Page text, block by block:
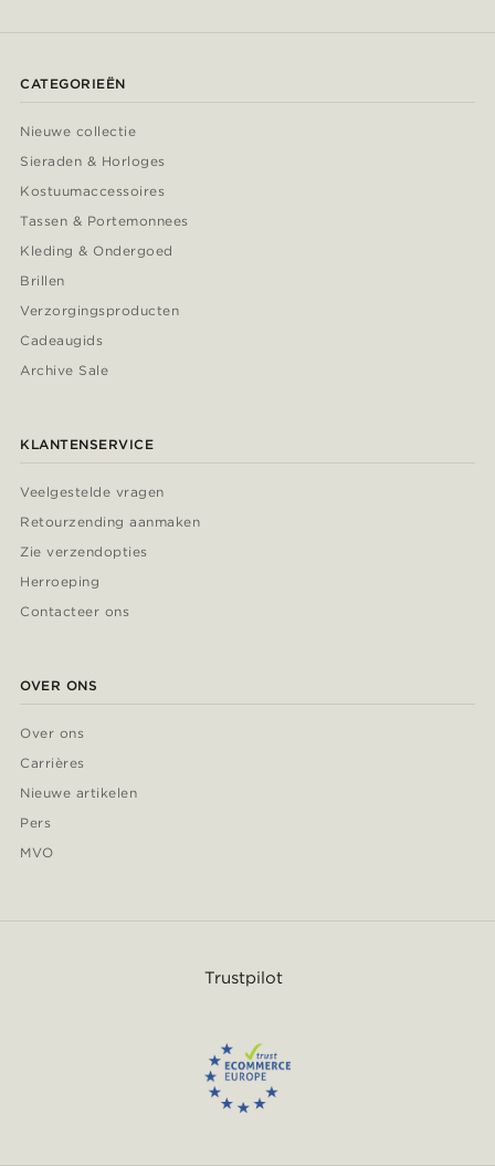
CATEGORIEËN
Nieuwe collectie
Sieraden & Horloges
Kostuumaccessoires
Tassen & Portemonnees
Kleding & Ondergoed
Brillen
Verzorgingsproducten
Cadeaugids
Archive Sale
KLANTENSERVICE
Veelgestelde vragen
Retourzending aanmaken
Zie verzendopties
Herroeping
Contacteer ons
OVER ONS
Over ons
Carrières
Nieuwe artikelen
Pers
MVO
Trustpilot